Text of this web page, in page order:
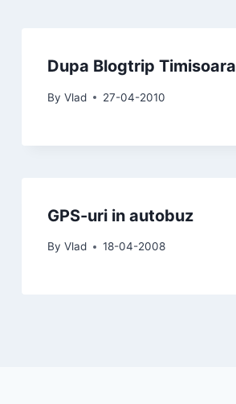
Dupa Blogtrip Timisoara
By Vlad 27-04-2010
GPS-uri in autobuz
By Vlad 18-04-2008